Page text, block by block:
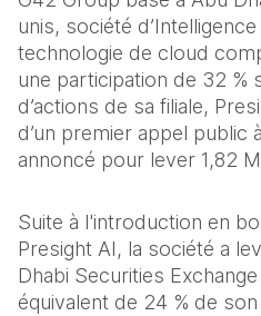
unis, société
technologie de cloud
une participation de 32 %
d’actions de sa filiale,
d’un premier appel public
annoncé pour lever 1,82
Suite à l'introduction en
Presight AI, la société a
Dhabi Securities
équivalent de 24 % de